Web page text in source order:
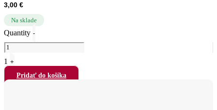
3,00 €
Na sklade
Quantity -
1 +
Pridať do košíka